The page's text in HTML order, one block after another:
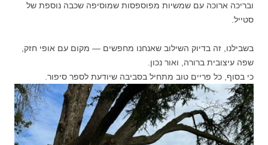
ובריכה ארוכה עם שמשיות מפוספסות שמוסיפה שכבה נוספת של
סטייל.
בשבילנו, זה בדיוק השילוב שאנחנו מחפשים — מקום עם אופי חזק,
שפה עיצובית ברורה, ואור נכון.
כי בסוף, כל פריים טוב מתחיל בסביבה שיודעת לספר סיפור.